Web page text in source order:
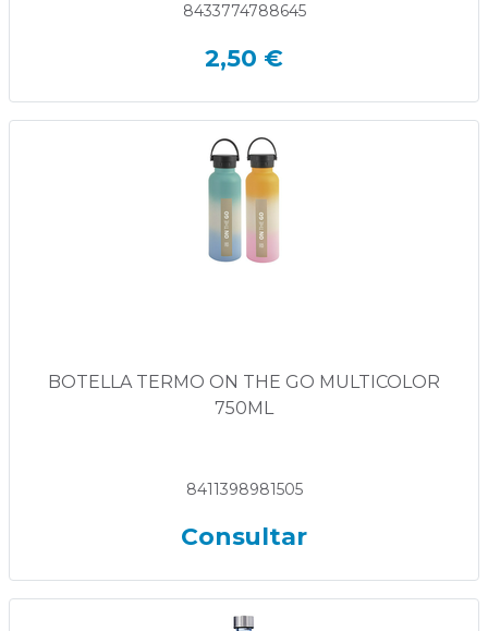
8433774788645
2,50 €
BOTELLA TERMO ON THE GO MULTICOLOR
750ML
8411398981505
Consultar